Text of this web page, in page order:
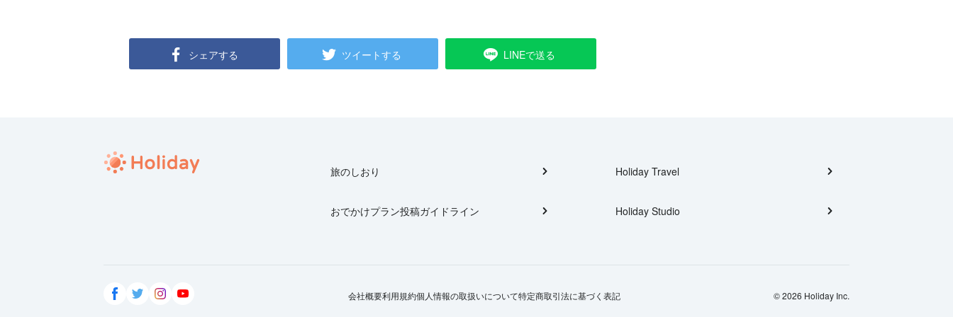
シェアする ツイートする LINEで送る
旅のしおり
おでかけプラン投稿ガイドライン
Holiday Travel
Holiday Studio
会社概要利用規約個人情報の取扱いについて特定商取引法に基づく表記 © 2026 Holiday Inc.